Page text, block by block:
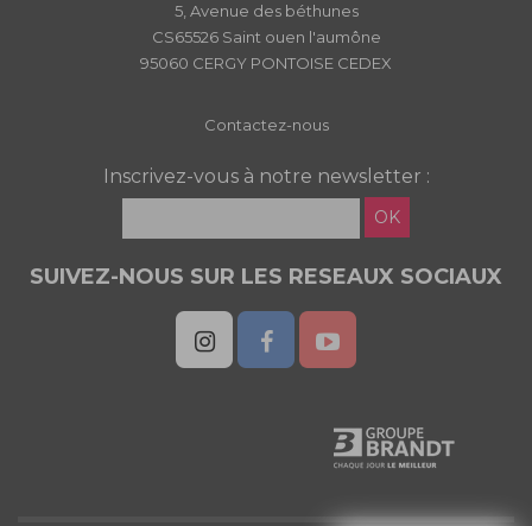
5, Avenue des béthunes
CS65526 Saint ouen l'aumône
95060 CERGY PONTOISE CEDEX
Contactez-nous
Inscrivez-vous à notre newsletter :
OK
SUIVEZ-NOUS SUR LES RESEAUX SOCIAUX